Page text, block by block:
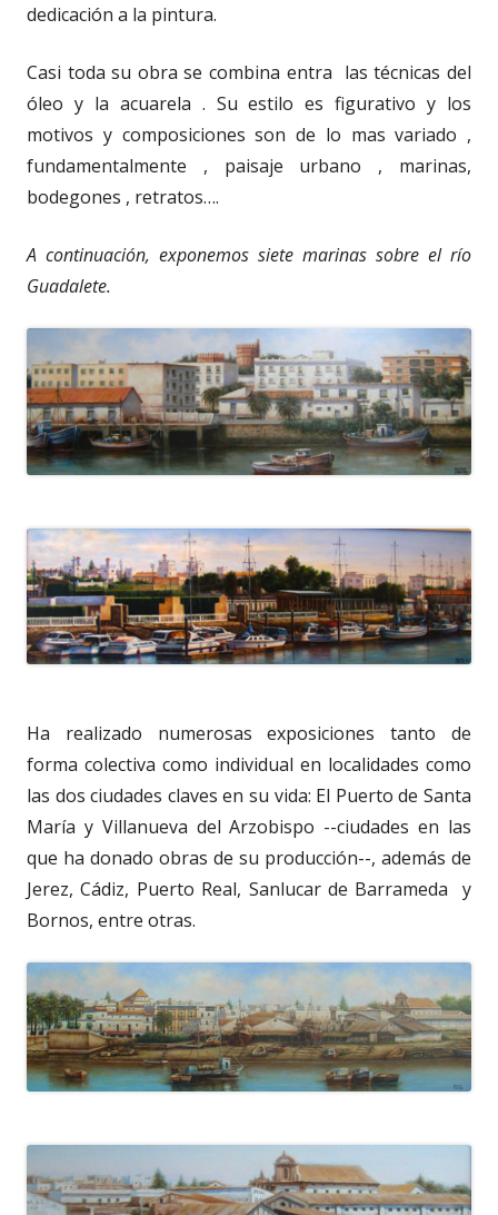
dedicación a la pintura.
Casi toda su obra se combina entra las técnicas del
óleo y la acuarela . Su estilo es figurativo y los
motivos y composiciones son de lo mas variado ,
fundamentalmente , paisaje urbano , marinas,
bodegones , retratos….
A continuación, exponemos siete marinas sobre el río
Guadalete.
Ha realizado numerosas exposiciones tanto de
forma colectiva como individual en localidades como
las dos ciudades claves en su vida: El Puerto de Santa
María y Villanueva del Arzobispo --ciudades en las
que ha donado obras de su producción--, además de
Jerez, Cádiz, Puerto Real, Sanlucar de Barrameda y
Bornos, entre otras.